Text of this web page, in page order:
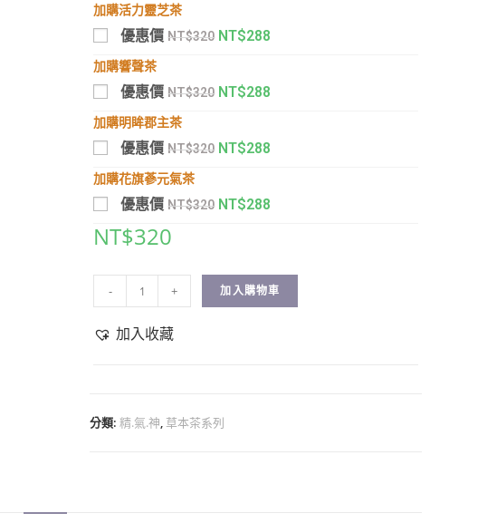
加購活力靈芝茶
優惠價 NT$320 NT$288
加購響聲茶
優惠價 NT$320 NT$288
加購明眸郡主茶
優惠價 NT$320 NT$288
加購花旗蔘元氣茶
優惠價 NT$320 NT$288
NT$320
- + 加入購物車
加入收藏
分類:精.氣.神, 草本茶系列